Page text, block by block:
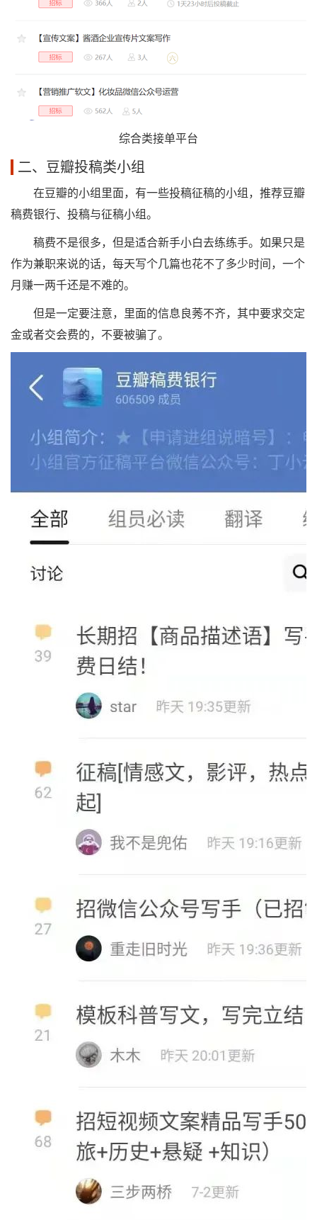
综合类接单平台
二、豆瓣投稿类小组
在豆瓣的小组里面，有一些投稿征稿的小组，推荐豆瓣
稿费银行、投稿与征稿小组。
稿费不是很多，但是适合新手小白去练练手。如果只是
作为兼职来说的话，每天写个几篇也花不了多少时间，一个
月赚一两千还是不难的。
但是一定要注意，里面的信息良莠不齐，其中要求交定
金或者交会费的，不要被骗了。